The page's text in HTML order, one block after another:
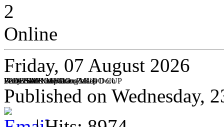
2
Online
Friday, 07 August 2026
PPDB SMK MUDO
PPDB SMK MUDO
Volly Ball Competition MUDO CUP
Pembinaan Ketertiban Polsek Doro
Bazar SMPN 1 Karangdadap
Published on Wednesday,